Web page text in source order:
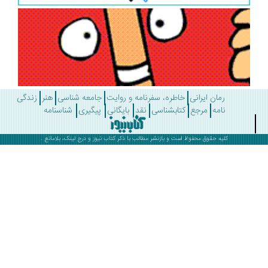
رمان ایرانی خاطره، سفرنامه و روایت جامعه شناسی هنر زندگی
مرجع کتابشناسی نقد بایگانی پیگیری شناسنامه
کلیه حقوق محفوظ است و بازنشر مطالب با ذکرکتاب نیوزو درج لینک، بلامانع .